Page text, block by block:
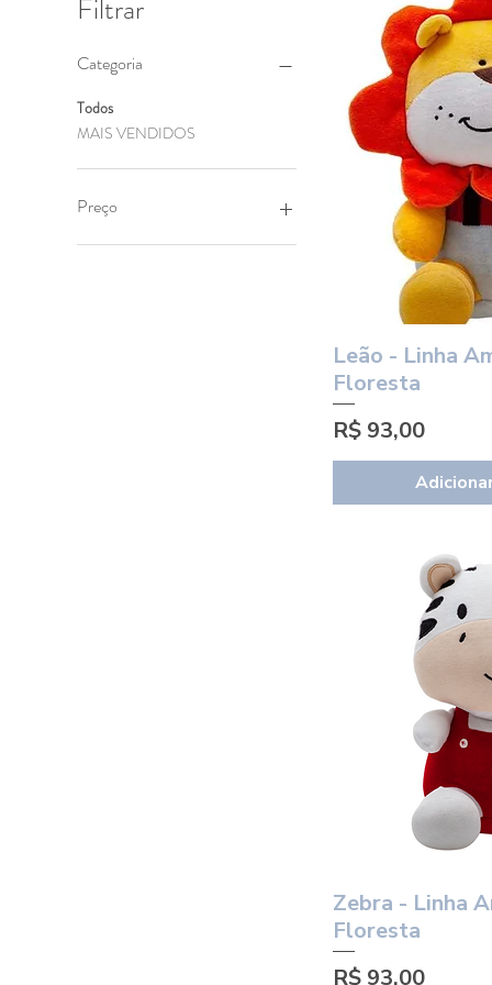
Filtrar
Categoria
Todos
MAIS VENDIDOS
Preço
Leão - Linha
Floresta
Preço
R$ 93,00
Zebra - Linha
Floresta
Preço
R$ 93,00